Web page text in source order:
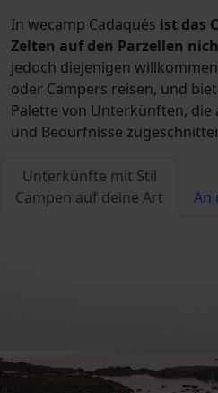
In wecamp Cadaqués ist das
Zelten auf den Parzellen
jedoch diejenigen
oder Campers reisen, und
Palette von Unterkünften, die
und Bedürfnisse
Unterkünfte mit Stil
Campen auf deine Art
An